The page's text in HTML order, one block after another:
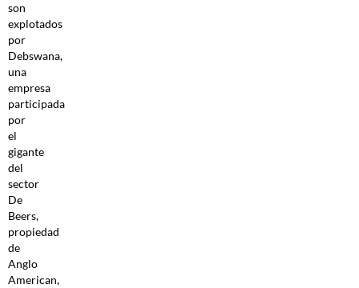
son
explotados
por
Debswana,
una
empresa
participada
por
el
gigante
del
sector
De
Beers,
propiedad
de
Anglo
American,